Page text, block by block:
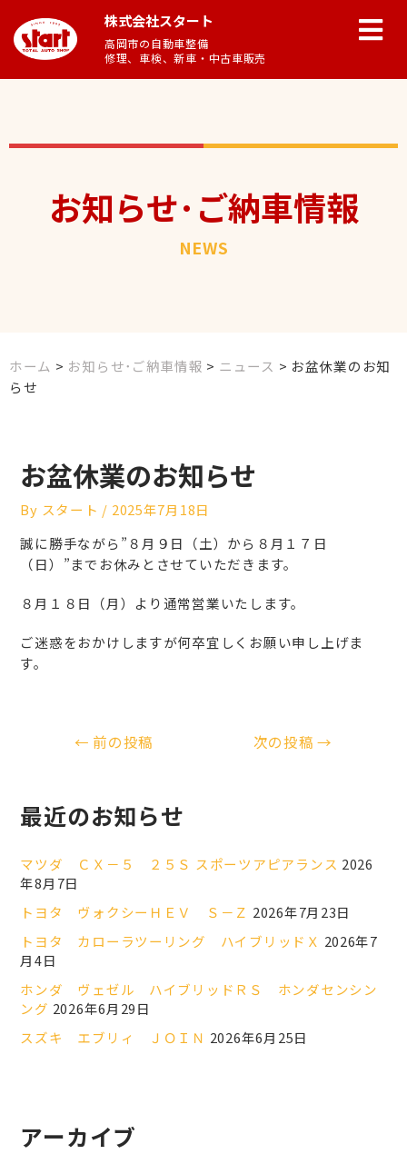
株式会社スタート
高岡市の自動車整備
修理、車検、新車・中古車販売
お知らせ･ご納車情報
NEWS
ホーム > お知らせ･ご納車情報 > ニュース > お盆休業のお知
らせ
お盆休業のお知らせ
By スタート / 2025年7月18日
誠に勝手ながら”８月９日（土）から８月１７日
（日）”までお休みとさせていただきます。
８月１８日（月）より通常営業いたします。
ご迷惑をおかけしますが何卒宜しくお願い申し上げま
す。
← 前の投稿 次の投稿→
最近のお知らせ
マツダ ＣＸ－５ ２５Ｓ スポーツアピアランス 2026
年8月7日
トヨタ ヴォクシーＨＥＶ Ｓ－Ｚ 2026年7月23日
トヨタ カローラツーリング ハイブリッドＸ 2026年7
月4日
ホンダ ヴェゼル ハイブリッドＲＳ ホンダセンシン
ング 2026年6月29日
スズキ エブリィ ＪＯＩＮ 2026年6月25日
アーカイブ